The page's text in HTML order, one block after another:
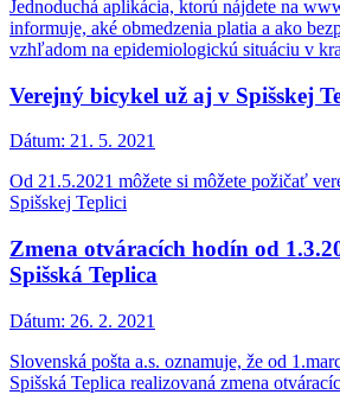
Jednoduchá aplikácia, ktorú nájdete na
informuje, aké obmedzenia platia a ako
vzhľadom na epidemiologickú situáciu v
Verejný bicykel už aj v Spišskej
Dátum: 21. 5. 2021
Od 21.5.2021 môžete si môžete požičať
Spišskej Teplici
Zmena otváracích hodín od
Spišská Teplica
Dátum: 26. 2. 2021
Slovenská pošta a.s. oznamuje, že od
Spišská Teplica realizovaná zmena